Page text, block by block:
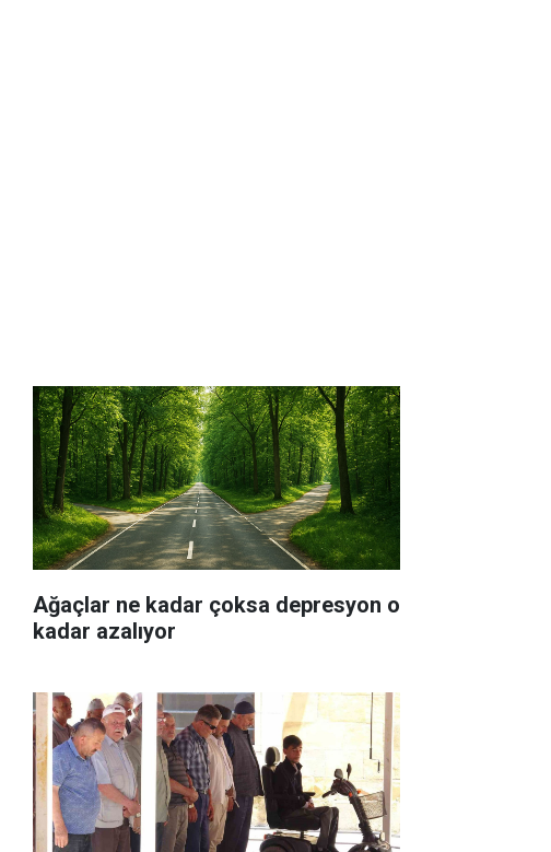
Ağaçlar ne kadar çoksa depresyon o
kadar azalıyor